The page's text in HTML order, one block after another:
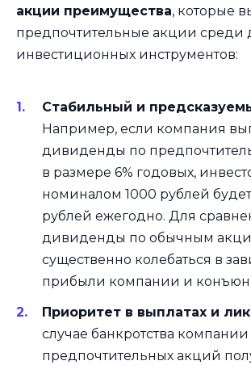
акции преимущества, которые
предпочтительные акции среди
инвестиционных инструментов:
Стабильный и
Например, если компания
дивиденды по
в размере 6% годовых,
номиналом 1000 рублей
рублей ежегодно. Для
дивиденды по обычным
существенно колебаться в
прибыли компании и
Приоритет в выплатах и
случае банкротства
предпочтительных акций